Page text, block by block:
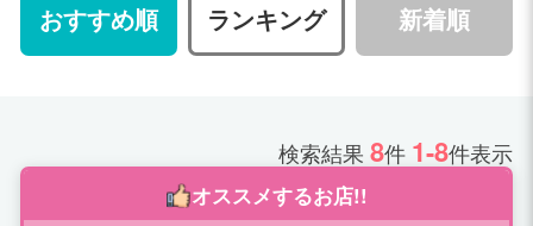
おすすめ順 ランキング 新着順
検索結果8件 1-8件表示
オススメするお店!!